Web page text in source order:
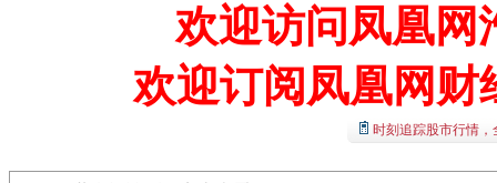
欢迎访问凤凰网
欢迎订阅凤凰网财
时刻追踪股市行情